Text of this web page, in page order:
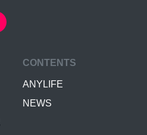
CONTENTS
ANYLIFE
NEWS